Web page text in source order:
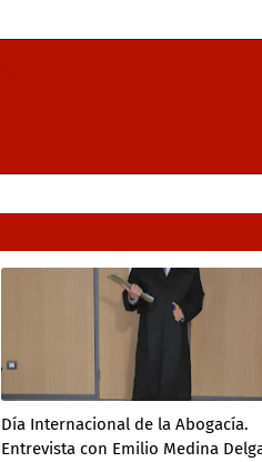
Día Internacional de la Abogacía.
Entrevista con Emilio Medina